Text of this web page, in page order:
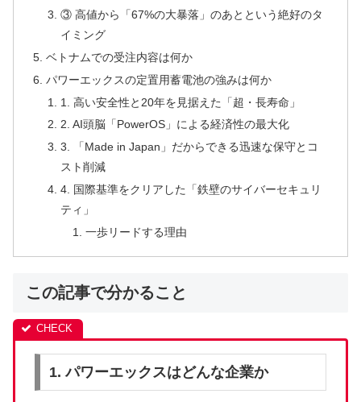
③ 高値から「67%の大暴落」のあとという絶好のタ
イミング
ベトナムでの受注内容は何か
パワーエックスの定置用蓄電池の強みは何か
1. 高い安全性と20年を見据えた「超・長寿命」
2. AI頭脳「PowerOS」による経済性の最大化
3. 「Made in Japan」だからできる迅速な保守とコ
スト削減
4. 国際基準をクリアした「鉄壁のサイバーセキュリ
ティ」
一歩リードする理由
この記事で分かること
1. パワーエックスはどんな企業か